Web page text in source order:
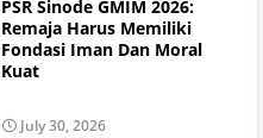
PSR Sinode GMIM 2026:
Remaja Harus Memiliki
Fondasi Iman Dan Moral
Kuat
July 30, 2026